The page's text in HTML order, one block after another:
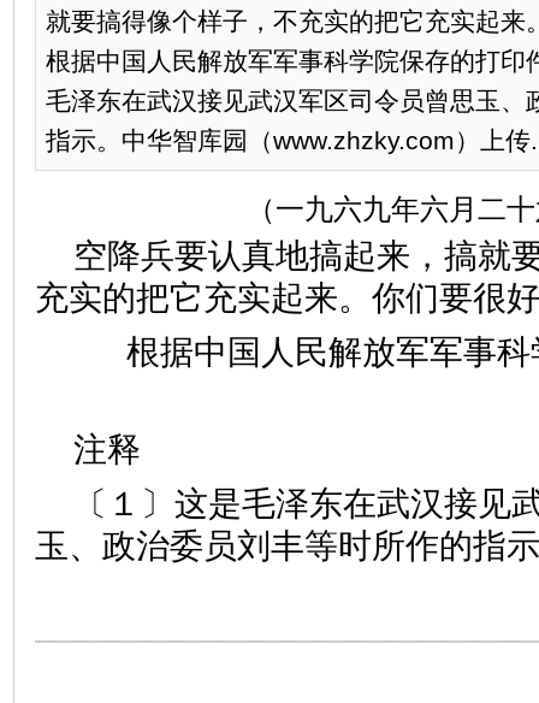
就要搞得像个样子，不充实的把它充实起来
根据中国人民解放军军事科学院保存的打印
毛泽东在武汉接见武汉军区司令员曾思玉、
指示。中华智库园（www.zhzky.com）上传
（一九六九年六月二
空降兵要认真地搞起来，搞就
充实的把它充实起来。你们要很
根据中国人民解放军军事
注释
〔１〕这是毛泽东在武汉接见
玉、政治委员刘丰等时所作的指